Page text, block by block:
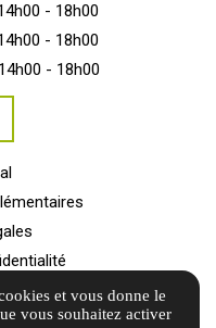
- 18h00
- 18h00
- 18h00
et vous donne le
vous souhaitez activer